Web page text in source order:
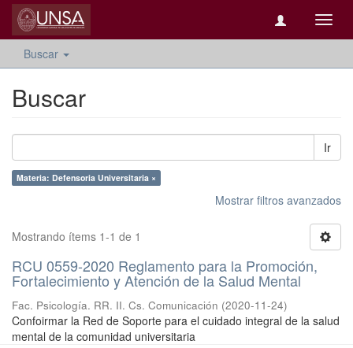
Buscar
Buscar
Ir
Materia: Defensoria Universitaria ×
Mostrar filtros avanzados
Mostrando ítems 1-1 de 1
RCU 0559-2020 Reglamento para la Promoción,
Fortalecimiento y Atención de la Salud Mental
Fac. Psicología. RR. II. Cs. Comunicación (2020-11-24)
Confoirmar la Red de Soporte para el cuidado integral de la salud
mental de la comunidad universitaria